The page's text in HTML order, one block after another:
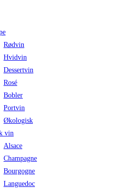
Rødvin
Hvidvin
Dessertvin
Rosé
Bobler
Portvin
Økologisk
vin
Alsace
Champagne
Bourgogne
Languedoc